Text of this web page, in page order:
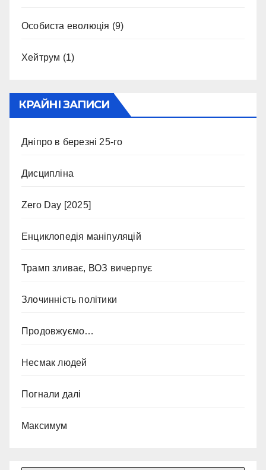
Особиста еволюція (9)
Хейтрум (1)
КРАЙНІ ЗАПИСИ
Дніпро в березні 25-го
Дисципліна
Zero Day [2025]
Енциклопедія маніпуляцій
Трамп зливає, ВОЗ вичерпує
Злочинність політики
Продовжуємо…
Несмак людей
Погнали далі
Максимум